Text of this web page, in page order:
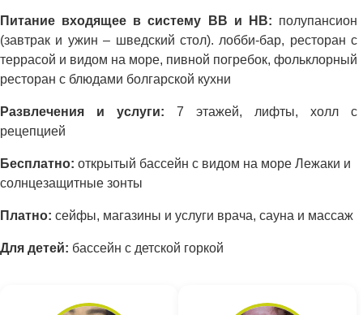
Питание входящее в систему ВВ и НВ: полупансион
(завтрак и ужин – шведский стол). лобби-бар, ресторан с
террасой и видом на море, пивной погребок, фольклорный
ресторан с блюдами болгарской кухни
Развлечения и услуги: 7 этажей, лифты, холл с
рецепцией
Бесплатно: открытый бассейн с видом на море Лежаки и
солнцезащитные зонты
Платно: сейфы, магазины и услуги врача, сауна и массаж
Для детей: бассейн с детской горкой